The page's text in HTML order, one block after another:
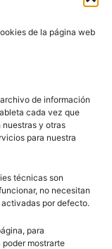
de la página web
de información
cada vez que
y otras
para nuestra
técnicas son
no necesitan
por defecto.
para
poder mostrarte
2026